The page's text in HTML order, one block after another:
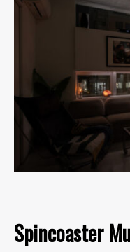
Spincoaster